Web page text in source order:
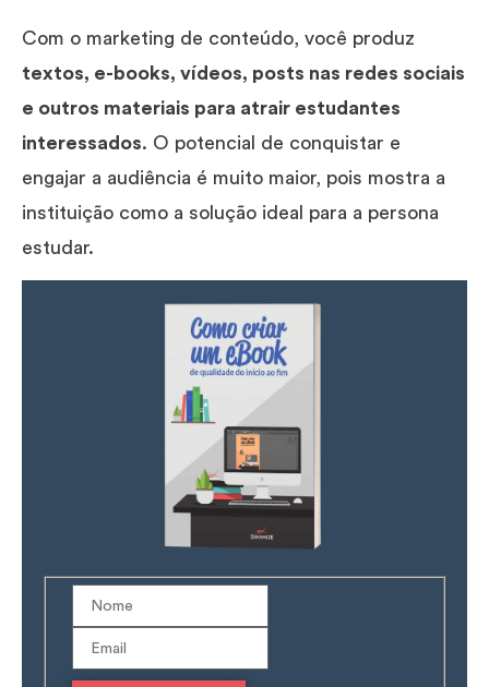
Com o marketing de conteúdo, você produz
textos, e-books, vídeos, posts nas redes sociais
e outros materiais para atrair estudantes
interessados. O potencial de conquistar e
engajar a audiência é muito maior, pois mostra a
instituição como a solução ideal para a persona
estudar.